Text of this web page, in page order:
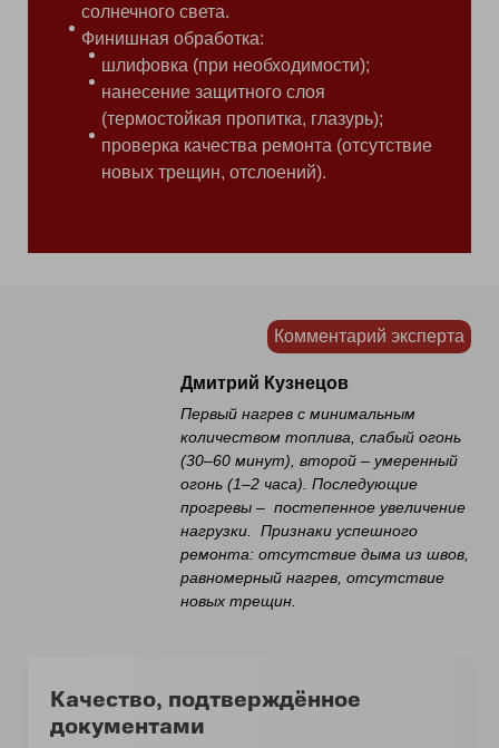
солнечного света.
Финишная обработка:
шлифовка (при необходимости);
нанесение защитного слоя
(термостойкая пропитка, глазурь);
проверка качества ремонта (отсутствие
новых трещин, отслоений).
Комментарий эксперта
Дмитрий Кузнецов
Первый нагрев с минимальным
количеством топлива, слабый огонь
(30–60 минут), второй – умеренный
огонь (1–2 часа). Последующие
прогревы – постепенное увеличение
нагрузки. Признаки успешного
ремонта: отсутствие дыма из швов,
равномерный нагрев, отсутствие
новых трещин.
Качество, подтверждённое
документами